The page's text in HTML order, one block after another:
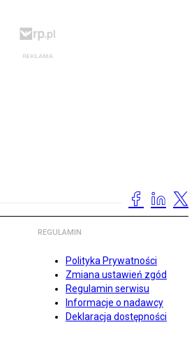
REGULAMIN
Polityka Prywatności
Zmiana ustawień zgód
Regulamin serwisu
Informacje o nadawcy
Deklaracja dostępności